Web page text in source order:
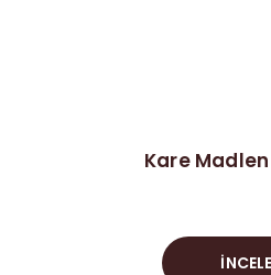
Kare
İNCELE